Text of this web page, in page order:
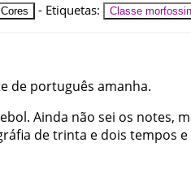
Cores - Etiquetas: Classe
de português amanha.
. Ainda não sei os notes,
detrinta e dois tempos e